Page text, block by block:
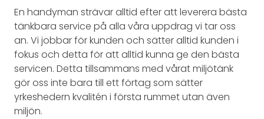
En handyman strävar alltid efter att leverera bästa
tänkbara service på alla våra uppdrag vi tar oss
an. Vi jobbar för kunden och sätter alltid kunden i
fokus och detta för att alltid kunna ge den bästa
servicen. Detta tillsammans med vårat miljötänk
gör oss inte bara till ett förtag som sätter
yrkeshedern kvalitén i första rummet utan även
miljön.